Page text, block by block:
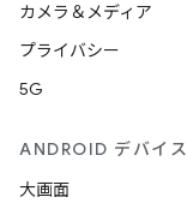
カメラ＆メディア
プライバシー
5G
ANDROID デバイス
大画面